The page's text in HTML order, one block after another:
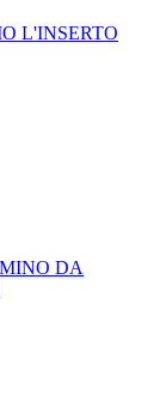
L'INSERTO
DA